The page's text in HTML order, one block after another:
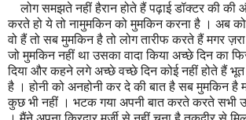
लोग समझते नहीं हैरान होते हैं पढ़ाई डॉक्टर की
करते हो ये तो नामुमकिन को मुमकिन करना है । अब
वो हैं तो सब मुमकिन है तो लोग तारीफ करते हैं मगर
जो मुमकिन नहीं था उसका वादा किया अच्छे दिन का
दिया और कहने लगे अच्छे वच्छे दिन कोई नहीं होते हैं
है । होनी को अनहोनी कर दे की बात है सब मुमकिन है
कुछ भी नहीं । भटक गया अपनी बात करते करते सभी